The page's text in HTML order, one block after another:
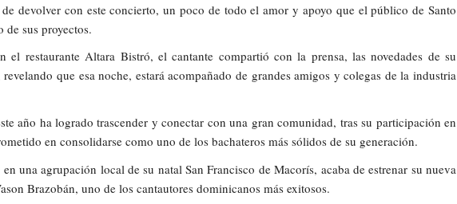
devolver con este concierto, un poco de todo el amor y apoyo que el público de Santo
sus proyectos.
el restaurante Altara Bistró, el cantante compartió con la prensa, las novedades de su
que esa noche, estará acompañado de grandes amigos y colegas de la industria
año ha logrado trascender y conectar con una gran comunidad, tras su participación en
en consolidarse como uno de los bachateros más sólidos de su generación.
una agrupación local de su natal San Francisco de Macorís, acaba de estrenar su nueva
Brazobán, uno de los cantautores dominicanos más exitosos.